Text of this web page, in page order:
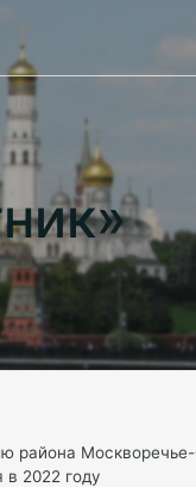
района
в 2022 году